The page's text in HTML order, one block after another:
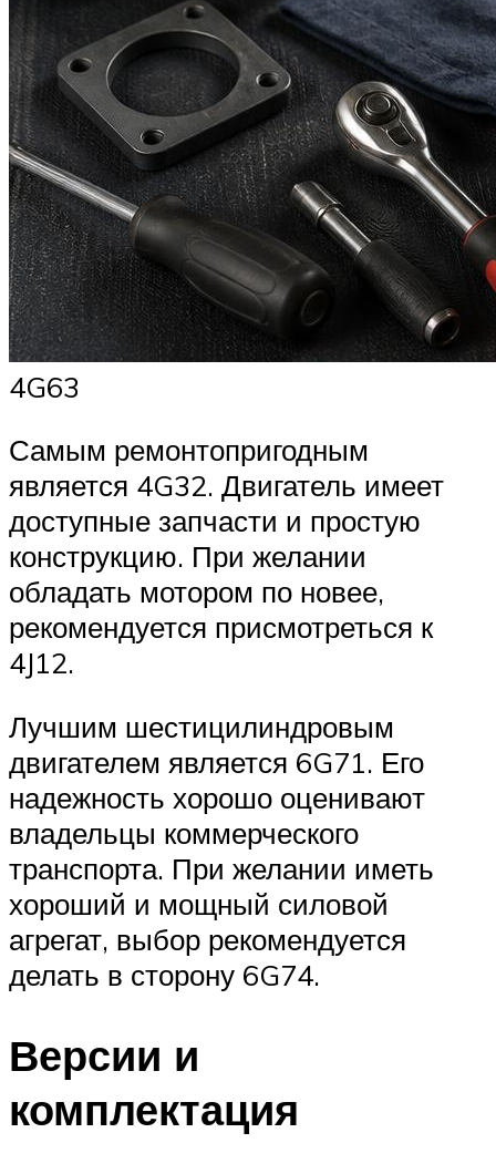
4G63
Самым ремонтопригодным
является 4G32. Двигатель имеет
доступные запчасти и простую
конструкцию. При желании
обладать мотором по новее,
рекомендуется присмотреться к
4J12.
Лучшим шестицилиндровым
двигателем является 6G71. Его
надежность хорошо оценивают
владельцы коммерческого
транспорта. При желании иметь
хороший и мощный силовой
агрегат, выбор рекомендуется
делать в сторону 6G74.
Версии и
комплектация